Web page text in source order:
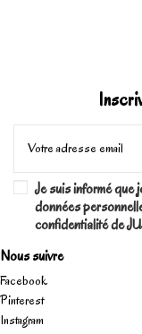
Je suis informé que
données
confidentialité de
Nous suivre
Facebook
Pinterest
Instagram